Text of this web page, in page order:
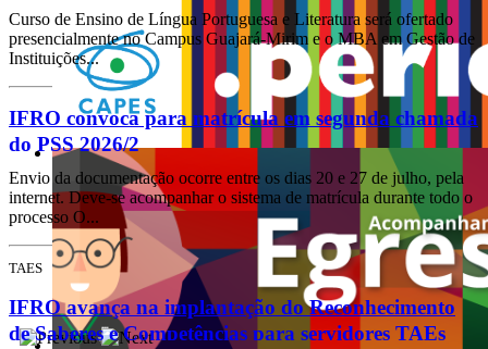
Curso de Ensino de Língua Portuguesa e Literatura será ofertado
presencialmente no Campus Guajará-Mirim e o MBA em Gestão de
Instituições...
IFRO convoca para matrícula em segunda chamada
do PSS 2026/2
Envio da documentação ocorre entre os dias 20 e 27 de julho, pela
internet. Deve-se acompanhar o sistema de matrícula durante todo o
processo O...
TAES
IFRO avança na implantação do Reconhecimento
de Saberes e Competências para servidores TAEs